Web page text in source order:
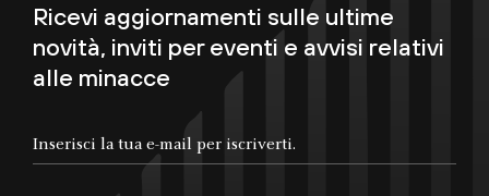
Ricevi aggiornamenti sulle ultime
novità, inviti per eventi e avvisi relativi
alle minacce